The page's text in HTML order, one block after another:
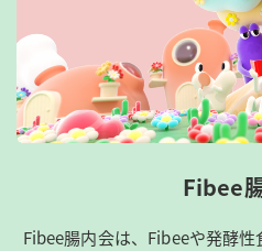
Fibee
Fibee腸内会は、​Fibeeや発酵